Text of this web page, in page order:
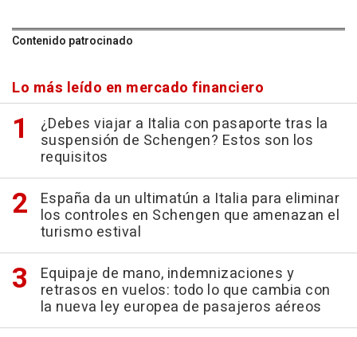
Contenido patrocinado
Lo más leído en mercado financiero
¿Debes viajar a Italia con pasaporte tras la
suspensión de Schengen? Estos son los
requisitos
España da un ultimatún a Italia para eliminar
los controles en Schengen que amenazan el
turismo estival
Equipaje de mano, indemnizaciones y
retrasos en vuelos: todo lo que cambia con
la nueva ley europea de pasajeros aéreos